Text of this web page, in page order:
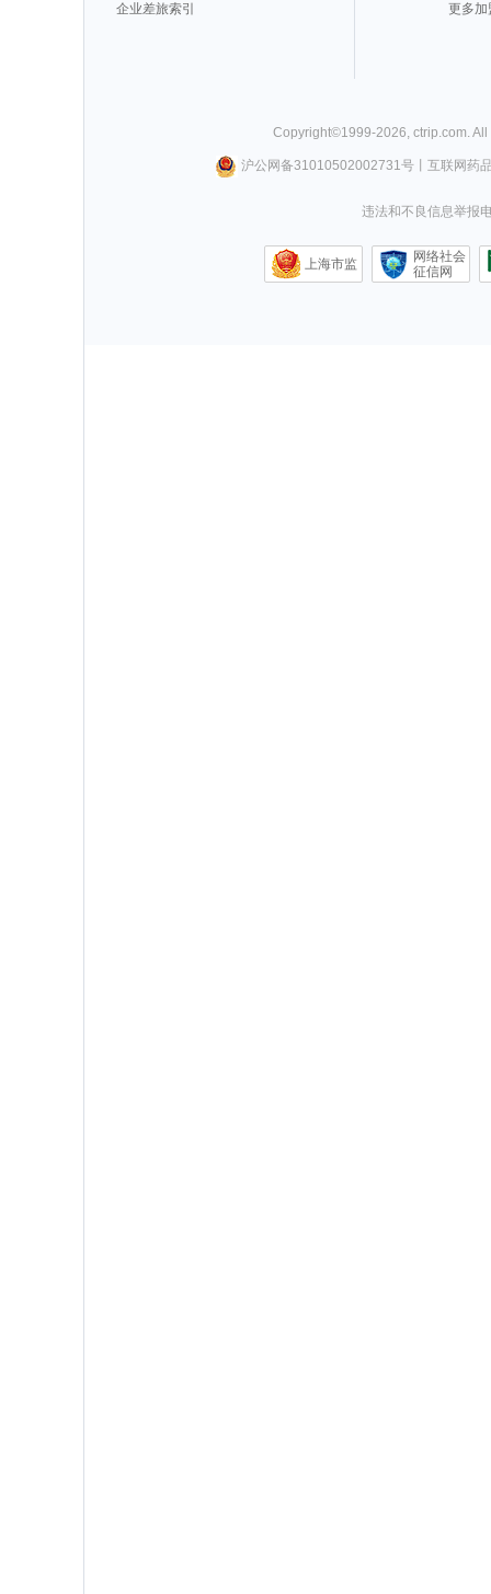
企业差旅索引
更多加
Copyright©1999-2026, ctrip.com.
沪公网备31010502002731号丨 互联网药
违法和不良信息举报
上海市监
网络社会
征信网